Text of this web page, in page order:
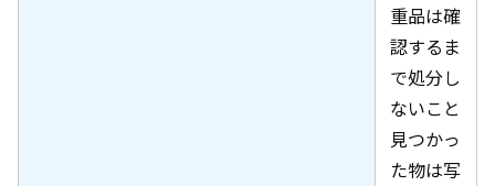
重品は確
認するま
で処分し
ないこと
見つかっ
た物は写